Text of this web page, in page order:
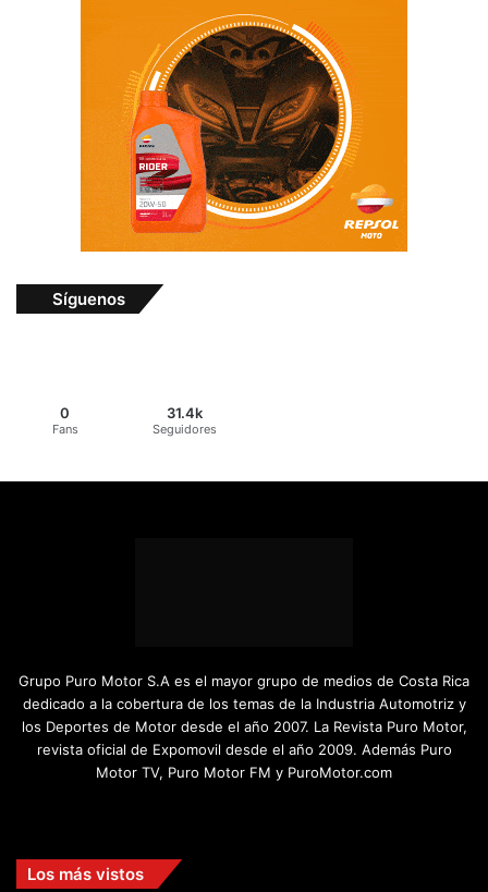
Síguenos
0
Fans
31.4k
Seguidores
Grupo Puro Motor S.A es el mayor grupo de medios de Costa Rica
dedicado a la cobertura de los temas de la Industria Automotriz y
los Deportes de Motor desde el año 2007. La Revista Puro Motor,
revista oficial de Expomovil desde el año 2009. Además Puro
Motor TV, Puro Motor FM y PuroMotor.com
Los más vistos